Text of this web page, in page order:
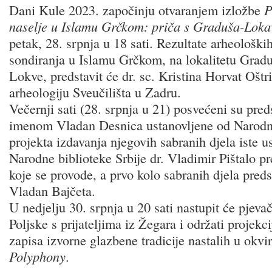
Dani Kule 2023. započinju otvaranjem izložbe
naselje u Islamu Grčkom: priča s Graduša-
petak, 28. srpnja u 18 sati. Rezultate
sondiranja u Islamu Grčkom, na lokalitetu
Lokve, predstavit će dr. sc. Kristina Horvat
arheologiju Sveučilišta u Zadru.
Večernji sati (28. srpnja u 21) posvećeni su
imenom Vladan Desnica ustanovljene od
projekta izdavanja njegovih sabranih djela iste
Narodne biblioteke Srbije dr. Vladimir Pištalo
koje se provode, a prvo kolo sabranih djela
Vladan Bajčeta.
U nedjelju 30. srpnja u 20 sati nastupit će
Poljske s prijateljima iz Žegara i održati
zapisa izvorne glazbene tradicije nastalih u
Polyphony.